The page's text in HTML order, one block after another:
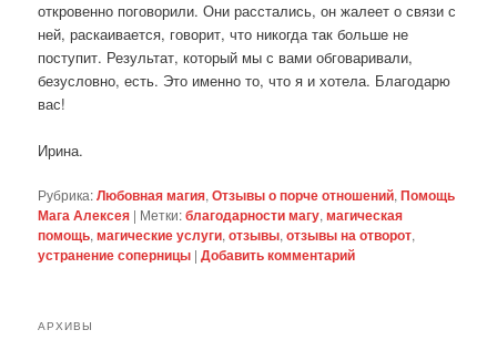
откровенно поговорили. Они расстались, он жалеет о связи с
ней, раскаивается, говорит, что никогда так больше не
поступит. Результат, который мы с вами обговаривали,
безусловно, есть. Это именно то, что я и хотела. Благодарю
вас!
Ирина.
Рубрика:Любовная магия,Отзывы о порче отношений,Помощь
Мага Алексея | Метки:благодарности магу,магическая
помощь,магические услуги,отзывы,отзывы на отворот,
устранение соперницы |Добавить комментарий
АРХИВЫ